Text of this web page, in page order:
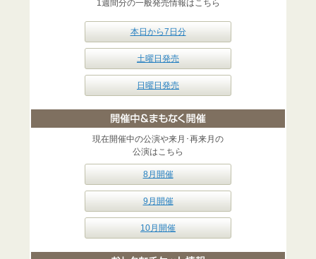
1週間分の一般発売情報はこちら
本日から7日分
土曜日発売
日曜日発売
現在開催中の公演や来月･再来月の
公演はこちら
8月開催
9月開催
10月開催